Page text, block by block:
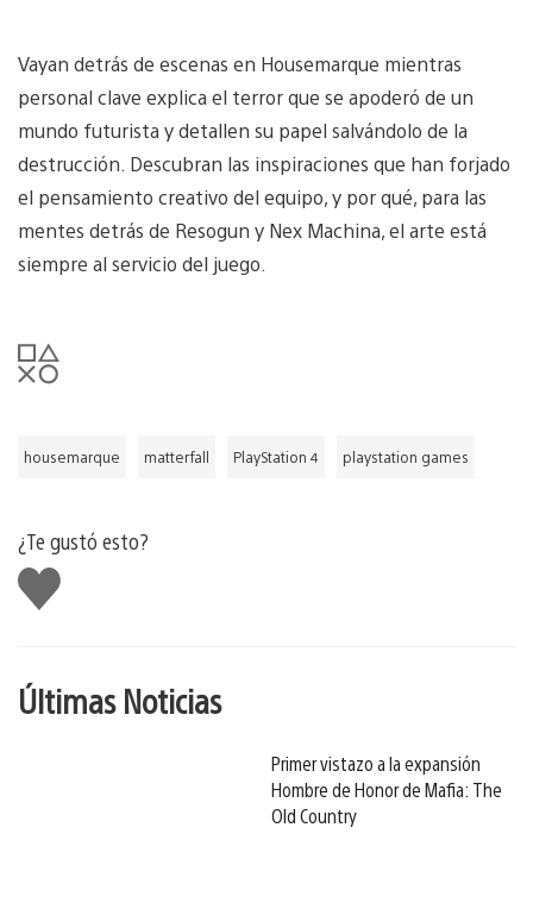
Vayan detrás de escenas en Housemarque mientras
personal clave explica el terror que se apoderó de un
mundo futurista y detallen su papel salvándolo de la
destrucción. Descubran las inspiraciones que han forjado
el pensamiento creativo del equipo, y por qué, para las
mentes detrás de Resogun y Nex Machina, el arte está
siempre al servicio del juego.
housemarque matterfall PlayStation 4 playstation games
¿Te gustó esto?
Me
gusta
Últimas Noticias
Primer vistazo a la expansión
Hombre de Honor de Mafia: The
Old Country